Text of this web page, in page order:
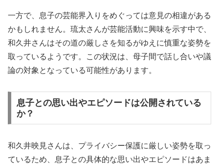
一方で、息子の芸能界入りをめぐっては意見の相違がある
かもしれません。琉太さんが芸能活動に興味を示す中で、
和久井さんはその道の厳しさを知るがゆえに慎重な姿勢を
取っているようです。この状況は、母子間で話し合いや議
論の対象となっている可能性があります。
息子との思い出やエピソードは公開されている
か？
和久井映見さんは、プライバシー保護に厳しい姿勢を取っ
ているため、息子との具体的な思い出やエピソードはあま